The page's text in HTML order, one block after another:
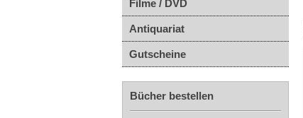
Filme / DVD
Antiquariat
Gutscheine
Bücher bestellen